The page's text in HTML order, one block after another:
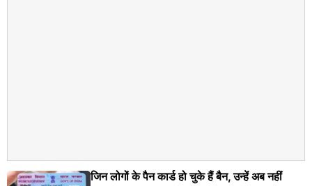
जिन लोगों के पैन कार्ड हो चुके हैं बैन, उन्हें अब नहीं